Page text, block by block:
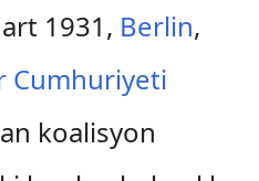
1931, Berlin,
Cumhuriyeti
koalisyon